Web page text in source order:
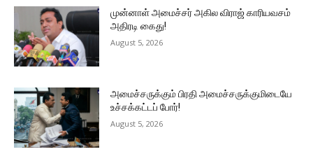
முன்னாள் அமைச்சர் அகில விராஜ் காரியவசம்
அதிரடி கைது!
August 5, 2026
அமைச்சருக்கும் பிரதி அமைச்சருக்குமிடையே
உச்சக்கட்டப் போர்!
August 5, 2026